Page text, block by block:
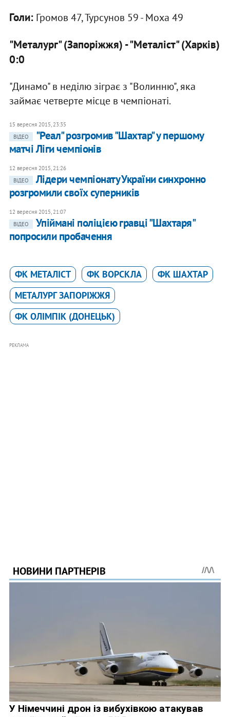
Голи:Громов 47, Турсунов 59 - Моха 49
"Металург" (Запоріжжя) - "Металіст" (Харків)
0:0
"Динамо" в неділю зіграє з "Волинню", яка
займає четверте місце в чемпіонаті.
15 вересня 2015, 23:35
ВІДЕО
"Реал" розгромив "Шахтар" у першому
матчі Ліги чемпіонів
12 вересня 2015, 21:26
ВІДЕО
Лідери чемпіонату України синхронно
розгромили своїх суперників
12 вересня 2015, 21:07
ВІДЕО
Упіймані поліцією гравці "Шахтаря"
попросили пробачення
ФК МЕТАЛІСТ ФК ВОРСКЛА
ФК ШАХТАР
МЕТАЛУРГ ЗАПОРІЖЖЯ
ФК ОЛІМПІК (ДОНЕЦЬК)
РЕКЛАМА